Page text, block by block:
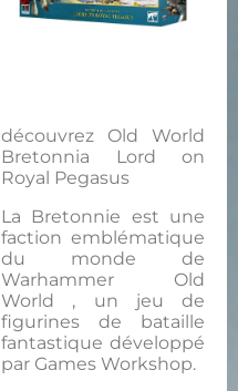
découvrez Old World
Bretonnia Lord on
Royal Pegasus
La Bretonnie est une
faction emblématique
du monde de
Warhammer Old
World , un jeu de
figurines de bataille
fantastique développé
par Games Workshop.